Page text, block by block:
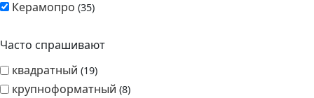
Керамопро 35
Часто спрашивают
квадратный 19
крупноформатный 8